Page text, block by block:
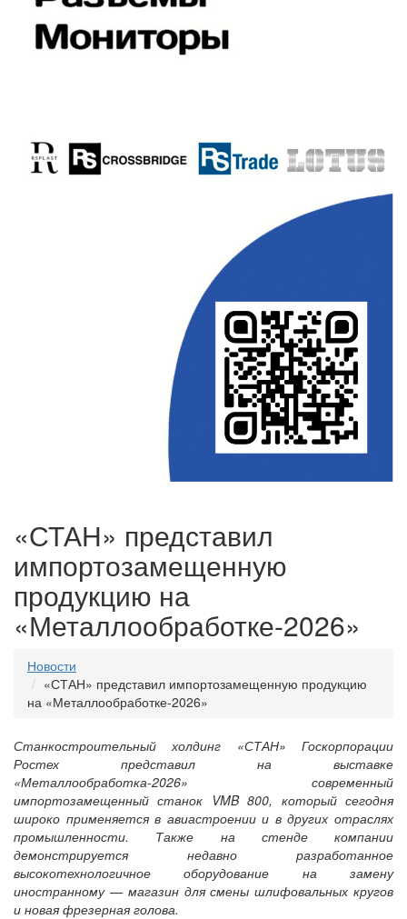
«СТАН» представил
импортозамещенную
продукцию на
«Металлообработке-2026»
Новости
«СТАН» представил импортозамещенную продукцию
на «Металлообработке-2026»
Станкостроительный холдинг «СТАН» Госкорпорации
Ростех представил на выставке
«Металлообработка-2026» современный
импортозамещенный станок VMB 800, который сегодня
широко применяется в авиастроении и в других отраслях
промышленности. Также на стенде компании
демонстрируется недавно разработанное
высокотехнологичное оборудование на замену
иностранному — магазин для смены шлифовальных кругов
и новая фрезерная голова.